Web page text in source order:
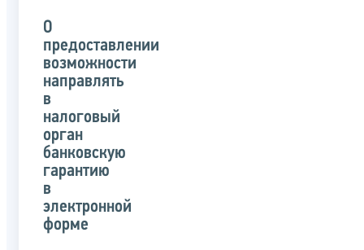
указанного
письма
О
предоставлении
возможности
направлять
в
налоговый
орган
банковскую
гарантию
в
электронной
форме